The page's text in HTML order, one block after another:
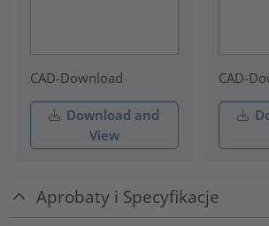
CAD-Download
Download and
View
CAD-
Aprobaty i Specyfikacje